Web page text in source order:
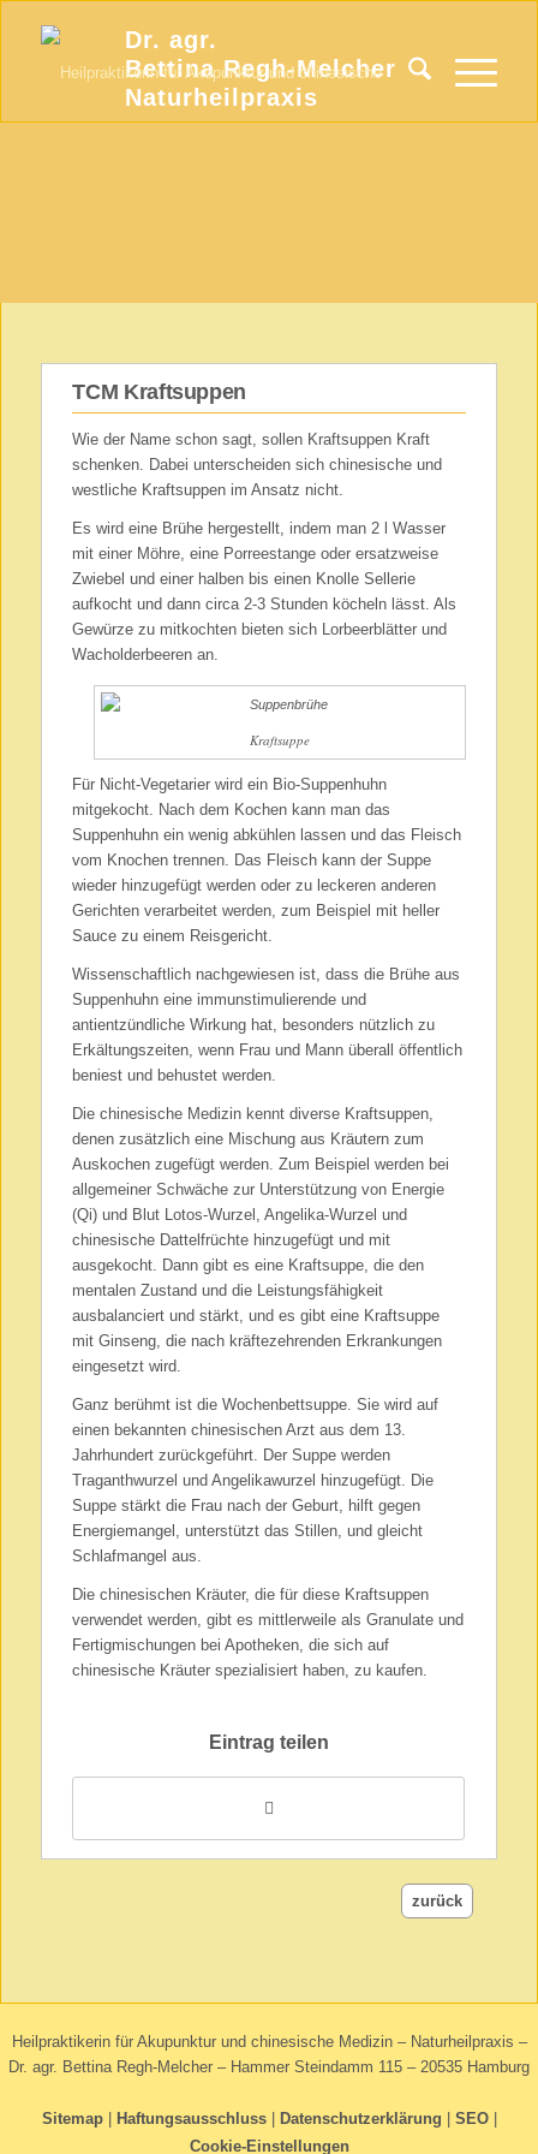
Dr. agr.
Bettina Regh-Melcher
Naturheilpraxis
TCM Kraftsuppen
Wie der Name schon sagt, sollen Kraftsuppen Kraft
schenken. Dabei unterscheiden sich chinesische und
westliche Kraftsuppen im Ansatz nicht.
Es wird eine Brühe hergestellt, indem man 2 l Wasser
mit einer Möhre, eine Porreestange oder ersatzweise
Zwiebel und einer halben bis einen Knolle Sellerie
aufkocht und dann circa 2-3 Stunden köcheln lässt. Als
Gewürze zu mitkochten bieten sich Lorbeerblätter und
Wacholderbeeren an.
Kraftsuppe
Für Nicht-Vegetarier wird ein Bio-Suppenhuhn
mitgekocht. Nach dem Kochen kann man das
Suppenhuhn ein wenig abkühlen lassen und das Fleisch
vom Knochen trennen. Das Fleisch kann der Suppe
wieder hinzugefügt werden oder zu leckeren anderen
Gerichten verarbeitet werden, zum Beispiel mit heller
Sauce zu einem Reisgericht.
Wissenschaftlich nachgewiesen ist, dass die Brühe aus
Suppenhuhn eine immunstimulierende und
antientzündliche Wirkung hat, besonders nützlich zu
Erkältungszeiten, wenn Frau und Mann überall öffentlich
beniest und behustet werden.
Die chinesische Medizin kennt diverse Kraftsuppen,
denen zusätzlich eine Mischung aus Kräutern zum
Auskochen zugefügt werden. Zum Beispiel werden bei
allgemeiner Schwäche zur Unterstützung von Energie
(Qi) und Blut Lotos-Wurzel, Angelika-Wurzel und
chinesische Dattelfrüchte hinzugefügt und mit
ausgekocht. Dann gibt es eine Kraftsuppe, die den
mentalen Zustand und die Leistungsfähigkeit
ausbalanciert und stärkt, und es gibt eine Kraftsuppe
mit Ginseng, die nach kräftezehrenden Erkrankungen
eingesetzt wird.
Ganz berühmt ist die Wochenbettsuppe. Sie wird auf
einen bekannten chinesischen Arzt aus dem 13.
Jahrhundert zurückgeführt. Der Suppe werden
Traganthwurzel und Angelikawurzel hinzugefügt. Die
Suppe stärkt die Frau nach der Geburt, hilft gegen
Energiemangel, unterstützt das Stillen, und gleicht
Schlafmangel aus.
Die chinesischen Kräuter, die für diese Kraftsuppen
verwendet werden, gibt es mittlerweile als Granulate und
Fertigmischungen bei Apotheken, die sich auf
chinesische Kräuter spezialisiert haben, zu kaufen.
Eintrag teilen
zurück
Heilpraktikerin für Akupunktur und chinesische Medizin – Naturheilpraxis –
Dr. agr. Bettina Regh-Melcher – Hammer Steindamm 115 – 20535 Hamburg
Sitemap Haftungsausschluss Datenschutzerklärung
SEO
Cookie-Einstellungen